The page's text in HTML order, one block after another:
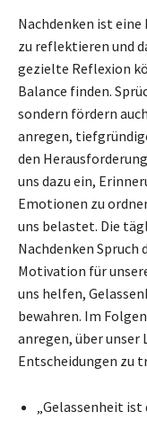
Nachdenken ist
zu reflektieren und
gezielte Reflexion
Balance finden.
sondern fördern
anregen,
den
uns dazu ein,
Emotionen zu
uns belastet. Die
Nachdenken Spruch
Motivation für
uns helfen,
bewahren. Im
anregen, über unser
Entscheidungen zu
„Gelassenheit